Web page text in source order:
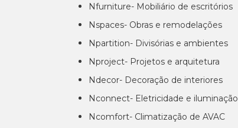
Nfurniture- Mobiliário de escritórios
Nspaces- Obras e remodelações
Npartition- Divisórias e ambientes
Nproject- Projetos e arquitetura
Ndecor- Decoração de interiores
Nconnect- Eletricidade e iluminação
Ncomfort- Climatização de AVAC